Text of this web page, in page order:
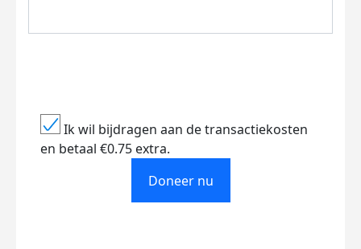
Ik wil bijdragen aan de transactiekosten
en betaal €0.75 extra.
Doneer nu